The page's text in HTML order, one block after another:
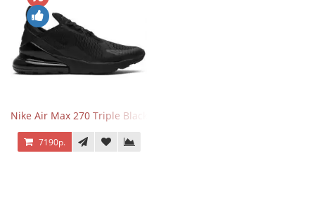
Nike Air Max 270 Triple Black
7190р.